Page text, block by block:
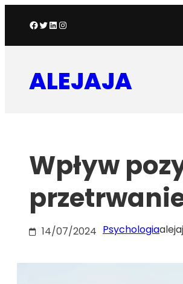
Facebook
Twitter
LinkedIn
Instagram
ALEJAJA
Wpływ
14/07/2024 Psychologia